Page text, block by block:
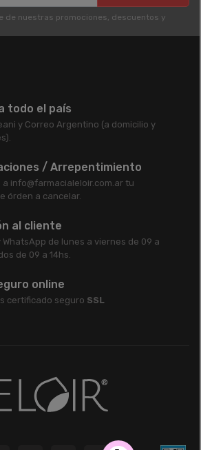
de nuestras promociones, descuentos y
todo el país
y Correo Argentino (a domicilio y
/ Arrepentimiento
a info@farmacialeloir.com.ar tu
órden a cancelar.
al cliente
WhatsApp de lunes a viernes de 09 a
de 09 a 14hs.
online
certificado seguro SSL